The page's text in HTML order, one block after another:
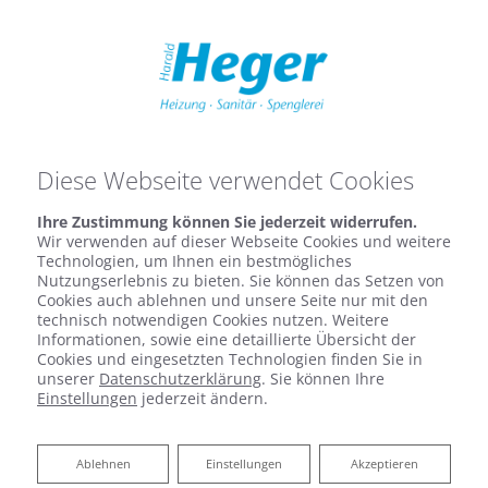
Harald Heger: Ihr Grünbeck-
Partner aus Münzenberg
Diese Webseite verwendet Cookies
Ihre Zustimmung können Sie jederzeit widerrufen.
Wir verwenden auf dieser Webseite Cookies und weitere
Technologien, um Ihnen ein bestmögliches
Nutzungserlebnis zu bieten. Sie können das Setzen von
Cookies auch ablehnen und unsere Seite nur mit den
technisch notwendigen Cookies nutzen. Weitere
Informationen, sowie eine detaillierte Übersicht der
Cookies und eingesetzten Technologien finden Sie in
unserer Datenschutzerklärung. Sie können Ihre
Einstellungen jederzeit ändern.
Akzeptieren
Einstellungen
Ablehnen
Ablehnen